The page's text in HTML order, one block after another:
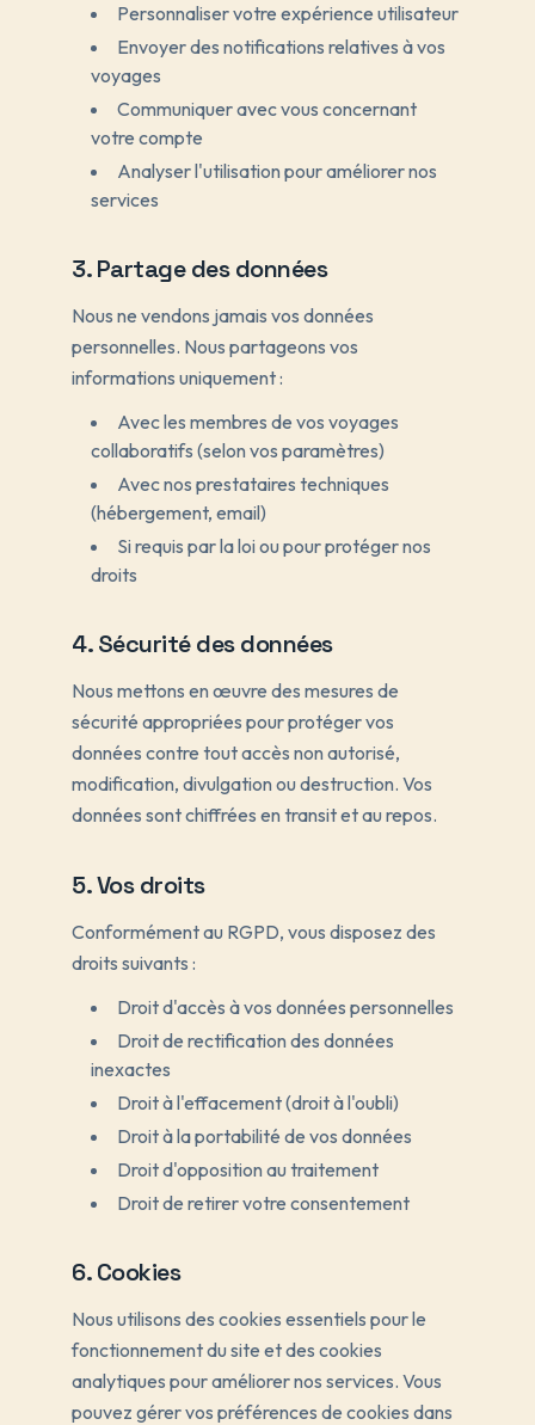
Personnaliser votre expérience utilisateur
Envoyer des notifications relatives à vos
voyages
Communiquer avec vous concernant
votre compte
Analyser l'utilisation pour améliorer nos
services
3. Partage des données
Nous ne vendons jamais vos données
personnelles. Nous partageons vos
informations uniquement :
Avec les membres de vos voyages
collaboratifs (selon vos paramètres)
Avec nos prestataires techniques
(hébergement, email)
Si requis par la loi ou pour protéger nos
droits
4. Sécurité des données
Nous mettons en œuvre des mesures de
sécurité appropriées pour protéger vos
données contre tout accès non autorisé,
modification, divulgation ou destruction. Vos
données sont chiffrées en transit et au repos.
5. Vos droits
Conformément au RGPD, vous disposez des
droits suivants :
Droit d'accès à vos données personnelles
Droit de rectification des données
inexactes
Droit à l'effacement (droit à l'oubli)
Droit à la portabilité de vos données
Droit d'opposition au traitement
Droit de retirer votre consentement
6. Cookies
Nous utilisons des cookies essentiels pour le
fonctionnement du site et des cookies
analytiques pour améliorer nos services. Vous
pouvez gérer vos préférences de cookies dans